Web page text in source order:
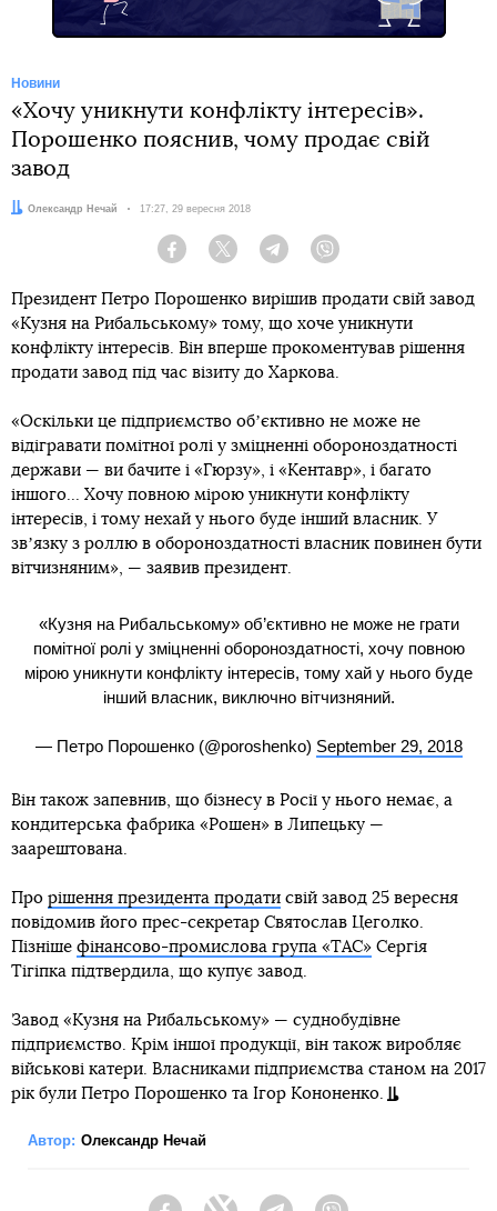
Новини
«Хочу уникнути конфлікту інтересів».
Порошенко пояснив, чому продає свій
завод
Автор:
Олександр Нечай Дата:
17:27, 29 вересня 2018
Facebook Twitter Telegram
Президент Петро Порошенко вирішив продати свій завод
«Кузня на Рибальському» тому, що хоче уникнути
конфлікту інтересів. Він вперше прокоментував рішення
продати завод під час візиту до Харкова.
«Оскільки це підприємство обʼєктивно не може не
відігравати помітної ролі у зміцненні обороноздатності
держави — ви бачите і «Гюрзу», і «Кентавр», і багато
іншого... Хочу повною мірою уникнути конфлікту
інтересів, і тому нехай у нього буде інший власник. У
звʼязку з роллю в обороноздатності власник повинен бути
вітчизняним», — заявив президент.
«Кузня на Рибальському» об’єктивно не може не грати
помітної ролі у зміцненні обороноздатності, хочу повною
мірою уникнути конфлікту інтересів, тому хай у нього буде
інший власник, виключно вітчизняний.
— Петро Порошенко (@poroshenko) September 29, 2018
Він також запевнив, що бізнесу в Росії у нього немає, а
кондитерська фабрика «Рошен» в Липецьку —
заарештована.
Про рішення президента продати свій завод 25 вересня
повідомив його прес-секретар Святослав Цеголко.
Пізніше фінансово-промислова група «ТАС» Сергія
Тігіпка підтвердила, що купує завод.
Завод «Кузня на Рибальському» — суднобудівне
підприємство. Крім іншої продукції, він також виробляє
військові катери. Власниками підприємства станом на 2017
рік були Петро Порошенко та Ігор Кононенко.
Автор: Олександр Нечай